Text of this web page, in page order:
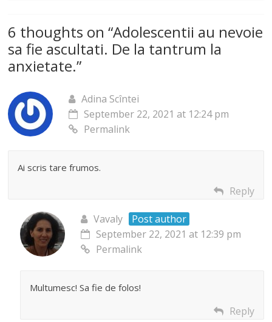
6 thoughts on “Adolescentii au nevoie
sa fie ascultati. De la tantrum la
anxietate.”
Adina Scîntei
September 22, 2021 at 12:24 pm
Permalink
Ai scris tare frumos.
Reply
Vavaly
Post author
September 22, 2021 at 12:39 pm
Permalink
Multumesc! Sa fie de folos!
Reply